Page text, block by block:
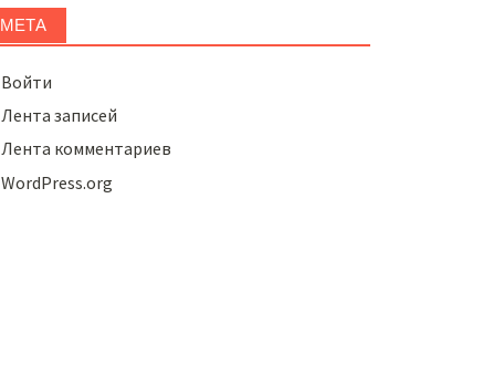
МЕТА
Войти
Лента записей
Лента комментариев
WordPress.org